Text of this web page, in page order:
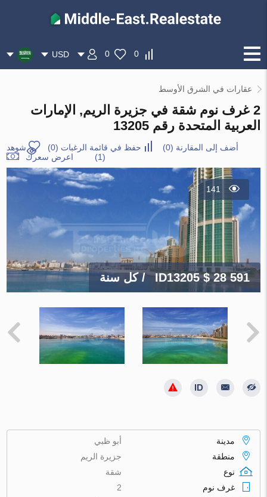
0
0
USD
عقارات في الشرق الأوسط
2 غرف نوم شقة في جزيرة الريم, الإمارات
العربية المتحدة رقم 13205
أضف إلى المقارنة (
0
) حفظ في قائمة الرغبات (
0
)
شوهد
(1)
اعرض سعرك
141
ID13205$ 28 591 / كل سنة
مدينة
أبو ظبي
منطقة
جزيرة الريم
نوع
شقة
غرف نوم
2